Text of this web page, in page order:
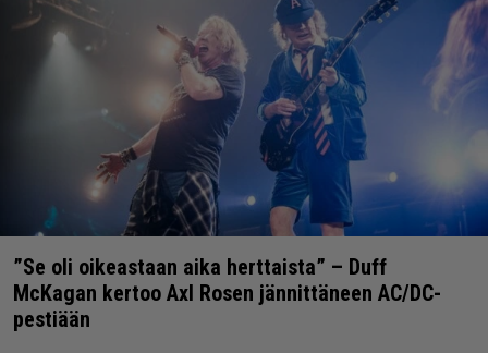
”Se oli oikeastaan aika herttaista” – Duff
McKagan kertoo Axl Rosen jännittäneen AC/DC-
pestiään